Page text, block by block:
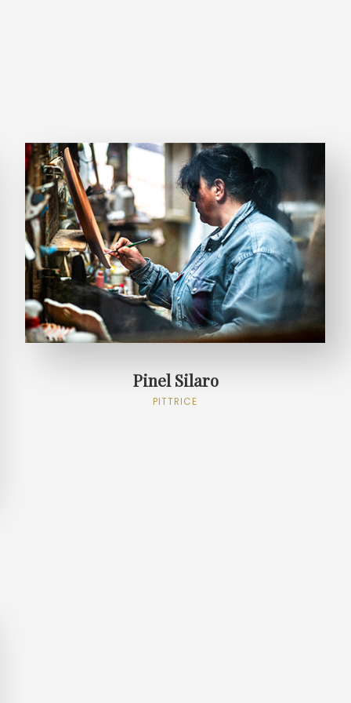
Pinel Silaro
PITTRICE